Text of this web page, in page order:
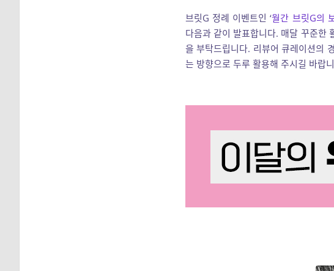
브릿G 정례 이벤트인 ‘월간 브릿G의
다음과 같이 발표합니다. 매달 꾸준한
을 부탁드립니다. 리뷰어 큐레이션의
는 방향으로 두루 활용해 주시길 바랍